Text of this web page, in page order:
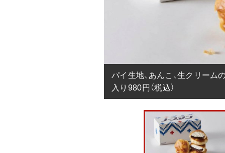
パイ生地、あんこ、生クリー
入り980円（税込）